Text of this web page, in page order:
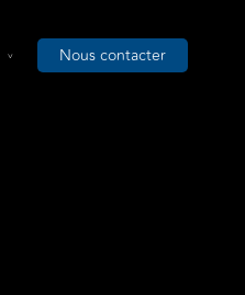
Nous contacter